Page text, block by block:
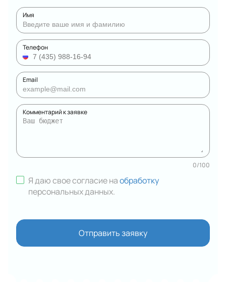
Имя
Телефон
Email
Комментарий к заявке
0/100
Я даю свое согласие наобработку
персональных данных.
Отправить заявку